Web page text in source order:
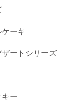
ーキ
ートシリーズ
キー